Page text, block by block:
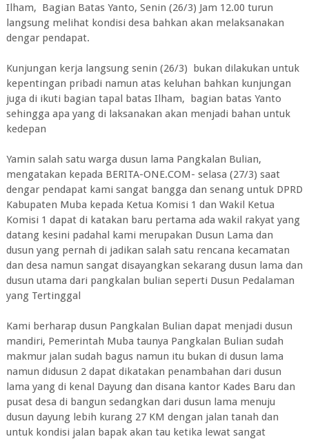
Ilham, Bagian Batas Yanto, Senin (26/3) Jam 12.00 turun
langsung melihat kondisi desa bahkan akan melaksanakan
dengar pendapat.
Kunjungan kerja langsung senin (26/3) bukan dilakukan untuk
kepentingan pribadi namun atas keluhan bahkan kunjungan
juga di ikuti bagian tapal batas Ilham, bagian batas Yanto
sehingga apa yang di laksanakan akan menjadi bahan untuk
kedepan
Yamin salah satu warga dusun lama Pangkalan Bulian,
mengatakan kepada BERITA-ONE.COM- selasa (27/3) saat
dengar pendapat kami sangat bangga dan senang untuk DPRD
Kabupaten Muba kepada Ketua Komisi 1 dan Wakil Ketua
Komisi 1 dapat di katakan baru pertama ada wakil rakyat yang
datang kesini padahal kami merupakan Dusun Lama dan
dusun yang pernah di jadikan salah satu rencana kecamatan
dan desa namun sangat disayangkan sekarang dusun lama dan
dusun utama dari pangkalan bulian seperti Dusun Pedalaman
yang Tertinggal
Kami berharap dusun Pangkalan Bulian dapat menjadi dusun
mandiri, Pemerintah Muba taunya Pangkalan Bulian sudah
makmur jalan sudah bagus namun itu bukan di dusun lama
namun didusun 2 dapat dikatakan penambahan dari dusun
lama yang di kenal Dayung dan disana kantor Kades Baru dan
pusat desa di bangun sedangkan dari dusun lama menuju
dusun dayung lebih kurang 27 KM dengan jalan tanah dan
untuk kondisi jalan bapak akan tau ketika lewat sangat